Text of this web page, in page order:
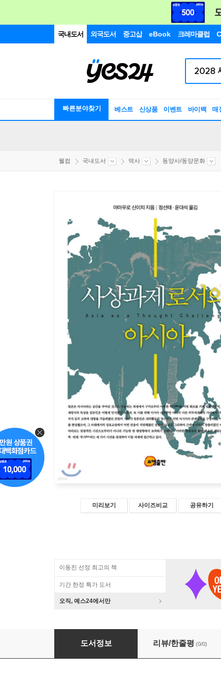
국내도서 외국도서 중고샵 eBook 크레마클럽
빠른분야찾기 베스트 신상품 이벤트 바이백 매
웰컴 국내도서 역사 동양사/동양문화
미리보기 사이즈비교 공유하기
이동진 선정 최고의 책
기간 한정 특가 도서
오직, 예스24에서만
사상과제로서의 아시아
도서정보 리뷰/한줄평 (0/0)